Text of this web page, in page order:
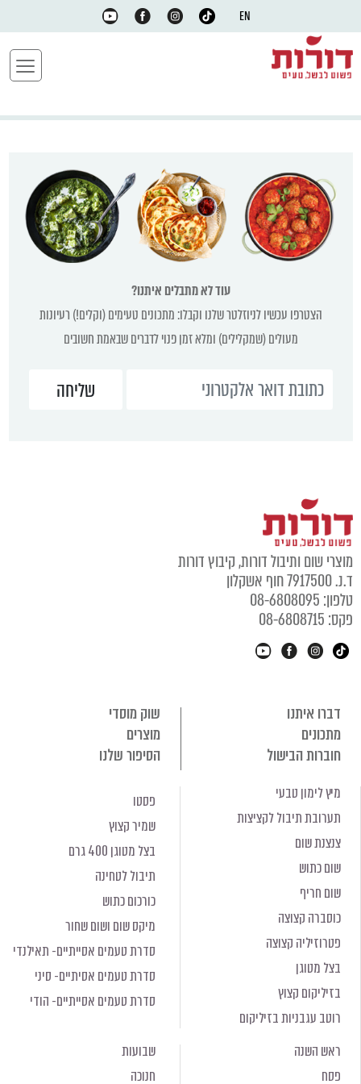
EN
עוד לא מתבלים איתנו?
הצטרפו עכשיו לניוזלטר שלנו וקבלו: מתכונים טעימים (וקלים!) רעיונות
מעולים (שמקלילים) ומלא זמן פנוי לדברים שבאמת חשובים
מוצרי שום ותיבול דורות, קיבוץ דורות
ד.נ. 7917500 חוף אשקלון
טלפון: 08-6808095
פקס: 08-6808715
דברו איתנו
שוק מוסדי
מתכונים
מוצרים
חוברות הבישול
הסיפור שלנו
מיץ לימון טבעי
תערובת תיבול לקציצות
צנצנת שום
שום כתוש
שום חריף
כוסברה קצוצה
פטרוזיליה קצוצה
בצל מטוגן
בזיליקום קצוץ
רוטב עגבניות בזיליקום
פסטו
שמיר קצוץ
בצל מטוגן 400 גרם
תיבול לטחינה
כורכום כתוש
מיקס שום ושום שחור
סדרת טעמים אסייתיים- תאילנדי
סדרת טעמים אסיתיים- סיני
סדרת טעמים אסייתיים- הודי
ראש השנה
פסח
שבועות
חנוכה